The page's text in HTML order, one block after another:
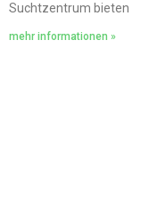
Suchtzentrum bieten
mehr informationen »